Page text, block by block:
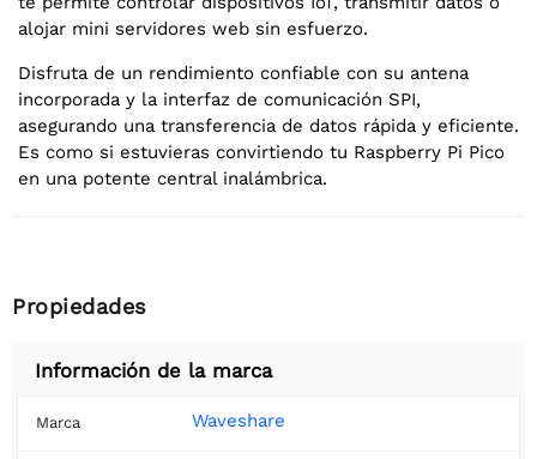
alojar mini servidores web sin esfuerzo.
Disfruta de un rendimiento confiable con su antena
incorporada y la interfaz de comunicación SPI,
asegurando una transferencia de datos rápida y eficiente.
Es como si estuvieras convirtiendo tu Raspberry Pi Pico
en una potente central inalámbrica.
Propiedades
Información de la marca
Marca Waveshare